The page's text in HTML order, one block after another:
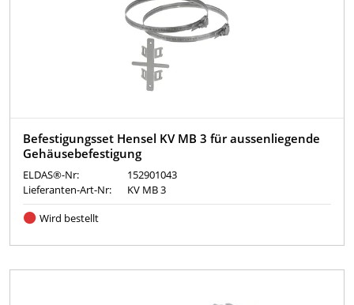
Befestigungsset Hensel KV MB 3 für aussenliegende
Gehäusebefestigung
ELDAS®-Nr:
152901043
Lieferanten-Art-Nr:
KV MB 3
Wird bestellt